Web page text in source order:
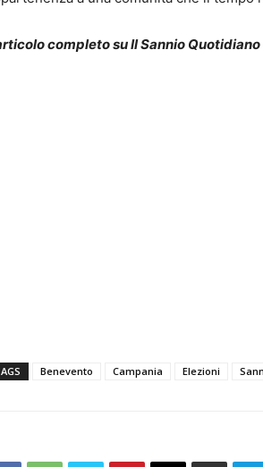
completo su Il Sannio
Benevento Campania Elezioni